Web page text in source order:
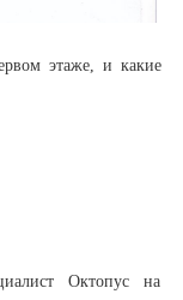
этаже, и какие
Октопус на